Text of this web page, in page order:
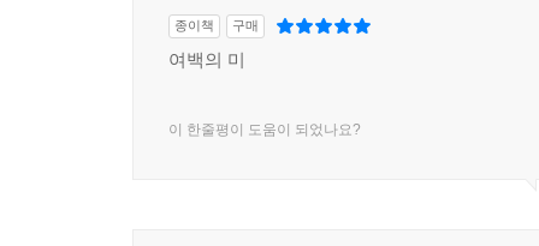
종이책 구매
여백의 미
이 한줄평이 도움이 되었나요?